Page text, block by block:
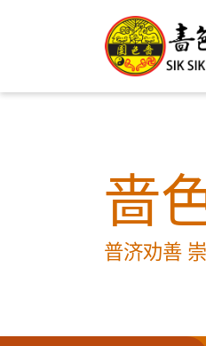
啬
普济劝善